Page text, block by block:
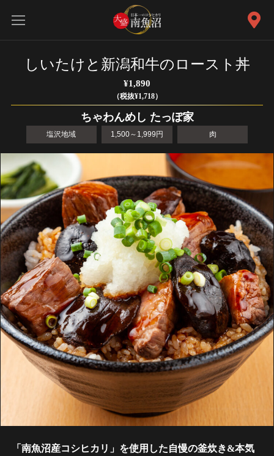
しいたけと新潟和牛のロースト丼
¥1,890
（税抜¥1,718）
ちゃわんめし たっぽ家
塩沢地域 1,500～1,999円 肉
「南魚沼産コシヒカリ」を使用した自慢の釜炊き&本気